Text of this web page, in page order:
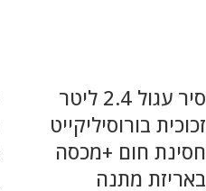
סיר עגול 2.4 ליטר
זכוכית בורוסיליקייט
חסינת חום +מכסה
באריזת מתנה